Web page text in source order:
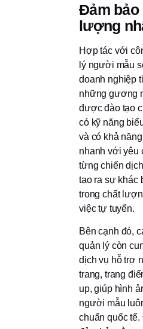
Đảm bảo
lượng
Hợp tác với
lý người mẫu
doanh nghiệp
những gương
được đào tạo
có kỹ năng
và có khả
nhanh với yêu
từng chiến
tạo ra sự khác
trong chất
việc tự tuyển.
Bên cạnh đó,
quản lý còn
dịch vụ hỗ trợ
trang, trang
up, giúp hình
người mẫu
chuẩn quốc